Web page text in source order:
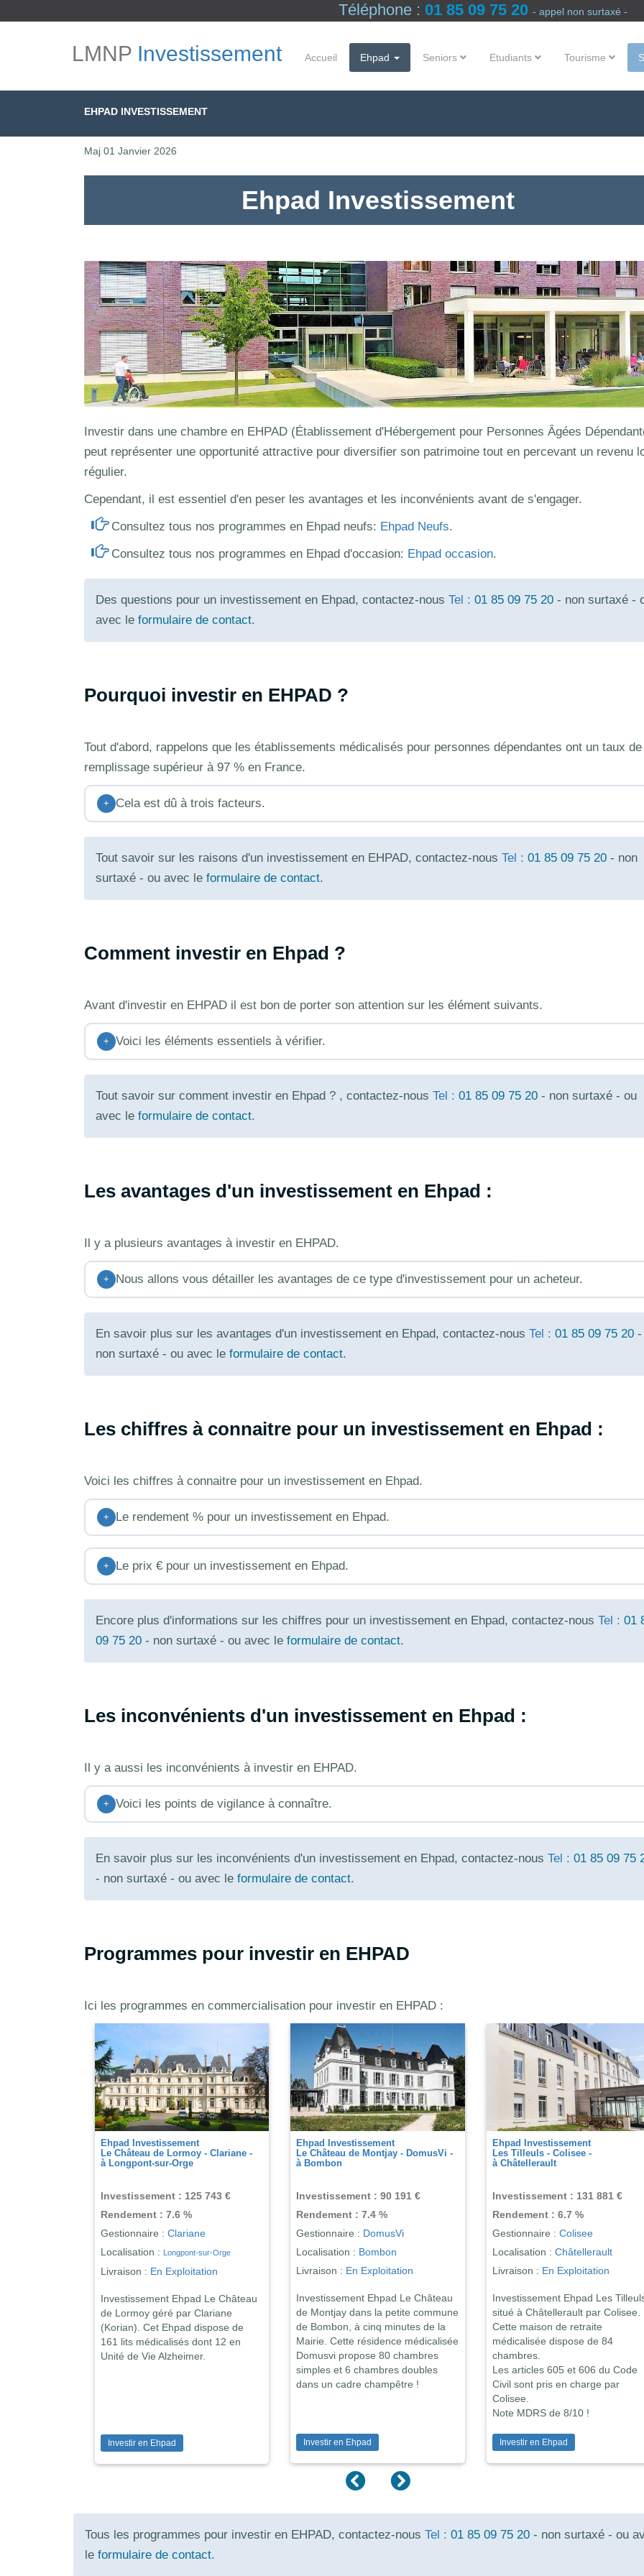
Téléphone : 01 85 09 75 20 - appel non surtaxé -
LMNPInvestissement Accueil Ehpad Seniors Etudiants Tourisme
EHPAD INVESTISSEMENT
Maj 01 Janvier 2026
Ehpad Investissement
Investir dans une chambre en EHPAD (Établissement d'Hébergement pour Personnes Âgées
peut représenter une opportunité attractive pour diversifier son patrimoine tout en percevant un revenu
régulier.
Cependant, il est essentiel d'en peser les avantages et les inconvénients avant de s'engager.
Consultez tous nos programmes en Ehpad neufs: Ehpad Neufs.
Consultez tous nos programmes en Ehpad d'occasion: Ehpad occasion.
Des questions pour un investissement en Ehpad, contactez-nous Tel : 01 85 09 75 20 - non surtaxé -
avec le formulaire de contact.
Pourquoi investir en EHPAD ?
Tout d'abord, rappelons que les établissements médicalisés pour personnes dépendantes ont un taux de
remplissage supérieur à 97 % en France.
+ Cela est dû à trois facteurs.
Tout savoir sur les raisons d'un investissement en EHPAD, contactez-nous Tel : 01 85 09 75 20 - non
surtaxé - ou avec le formulaire de contact.
Comment investir en Ehpad ?
Avant d'investir en EHPAD il est bon de porter son attention sur les élément suivants.
+ Voici les éléments essentiels à vérifier.
Tout savoir sur comment investir en Ehpad ? , contactez-nous Tel : 01 85 09 75 20 - non surtaxé - ou
avec le formulaire de contact.
Les avantages d'un investissement en Ehpad :
Il y a plusieurs avantages à investir en EHPAD.
+ Nous allons vous détailler les avantages de ce type d'investissement pour un acheteur.
En savoir plus sur les avantages d'un investissement en Ehpad, contactez-nous Tel : 01 85 09 75 20 -
non surtaxé - ou avec le formulaire de contact.
Les chiffres à connaitre pour un investissement en Ehpad :
Voici les chiffres à connaitre pour un investissement en Ehpad.
+ Le rendement % pour un investissement en Ehpad.
+ Le prix € pour un investissement en Ehpad.
Encore plus d'informations sur les chiffres pour un investissement en Ehpad, contactez-nous Tel : 01
09 75 20 - non surtaxé - ou avec le formulaire de contact.
Les inconvénients d'un investissement en Ehpad :
Il y a aussi les inconvénients à investir en EHPAD.
+ Voici les points de vigilance à connaître.
En savoir plus sur les inconvénients d'un investissement en Ehpad, contactez-nous Tel : 01 85 09 75
- non surtaxé - ou avec le formulaire de contact.
Programmes pour investir en EHPAD
Ici les programmes en commercialisation pour investir en EHPAD :
Ehpad Les Tilleuls
par Colisee.
Ehpad Investissement
Le Grand Chai - DomusVi -
à Balaruc-Le-Vieux
Investissement : 140 228 €
Rendement : 7.3 %
Gestionnaire :
Localisation :Balaruc-Le-Vieux
Livraison :En Exploitation
Investissement Ehpad Le Grand
Chai géré par Colisée. Cet Ehpad
dispose de 75 lits médicalisés et de
14 places en Unité Alzheimer.
Indexation triennale de +2 % par
an. Le site Maison de Retraite
Sélection a attribué la note de 9/10
Investir en Ehpad
Ehpad Investissement
Rive de Loire - Colisee -
Investissement : 172 298 €
Rendement : 5.7 %
Gestionnaire :
Localisation :
Cosne-Cours-sur-Loire
Livraison :En Exploitation
Investissement Ehpad Rive de
Loire situé à Cosne-Cours-sur-
Loire par Colisee. Cette maison de
retraite médicalisée dispose de 76
chambres.
Les articles 605 et 606 du Code
Civil sont pris en charge par
Investir en Ehpad
Ehpad
Les Moussières -
à Echalas
Investissement :
Rendement : 7 %
Gestionnaire :
Localisation :
Livraison :En
Investissement
Moussières situé à
Colisee. Cette
médicalisée dispose
Les articles 605 et
Civil sont pris en
Note MDRS de 9/10 !
Investir en Ehpad
Tous les programmes pour investir en EHPAD, contactez-nous Tel : 01 85 09 75 20 - non surtaxé - ou
le formulaire de contact.